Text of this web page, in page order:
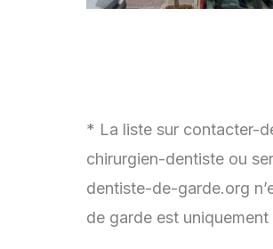
* La liste sur contacter-
chirurgien-dentiste ou
dentiste-de-garde.org
de garde est